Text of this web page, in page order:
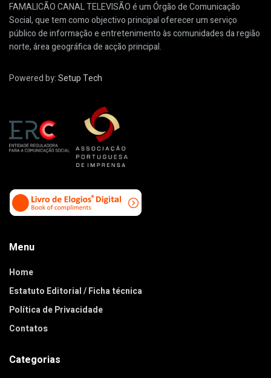
FAMALICÃO CANAL TELEVISÃO é um Órgão de Comunicação
Social, que tem como objectivo principal oferecer um serviço
público de informação e entretenimento às comunidades da região
norte, área geográfica de acção principal.
Powered by:Setup Tech
Menu
Home
Estatuto Editorial / Ficha técnica
Política de Privacidade
Contatos
Categorias